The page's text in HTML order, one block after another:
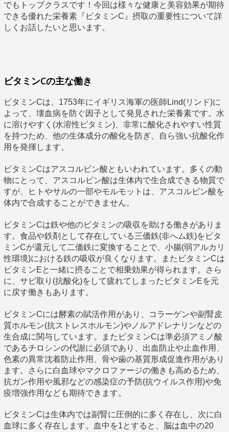
でもトップクラスです！今回は様々な健康と美容効果が期待
できる優れた栄養素『ビタミンC』摂取の重要性について詳
しくお話したいと思います。
ビタミンCの主な働き
ビタミンCは、1753年にイギリス海軍の医師Lind(リンド)に
よって、壊血病を防ぐ因子として発見された栄養素です。水
に溶けやすく(水溶性ビタミン)、非常に酸化されやすい性質
を持つため、他の生体成分の酸化を防ぎ、自ら強い抗酸化作
用を発揮します。
ビタミンCはアスコルビン酸ともいわれています。多くの動
物にとって、アスコルビン酸は生体内で生合成できる物質で
すが、ヒトやサルの一部やモルモットは、アスコルビン酸を
体内で合成することができません。
ビタミンCは鉄や他のビタミンの吸収を助ける働きがありま
す。食品や鉄剤として存在している三価鉄(非へム鉄)をビタ
ミンCが還元して二価鉄に変換することで、小腸(弱アルカリ
性環境)における鉄の吸収が良くなります。またビタミンCは
ビタミンEと一緒に摂ることで相乗効果が得られます。さら
に、サビ取り(抗酸化)をして疲れてしまったビタミンEを元
に戻す働きもあります。
ビタミンCには酵素の賦活作用があり、コラーゲンや副腎皮
質ホルモン(抗ストレスホルモン)やノルアドレナリンなどの
生合成に関与しています。またビタミンCは準必須アミノ酸
であるチロシンの代謝に必須であり、出血防止や止血作用、
色素の異常沈着防止作用、骨や歯の基質形成促進作用があり
ます。さらに白血球やマクロファージの働きも高めるため、
抗ガン作用や風邪などの感染症の予防(抗ウイルス作用)や免
疫増強作用なども期待できます。
ビタミンCは生体内では副腎に圧倒的に多く存在し、次に白
血球に多く存在します。血中を1とすると、脳は血中の20